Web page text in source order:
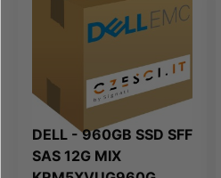
DELL - 960GB SSD SFF
SAS 12G MIX